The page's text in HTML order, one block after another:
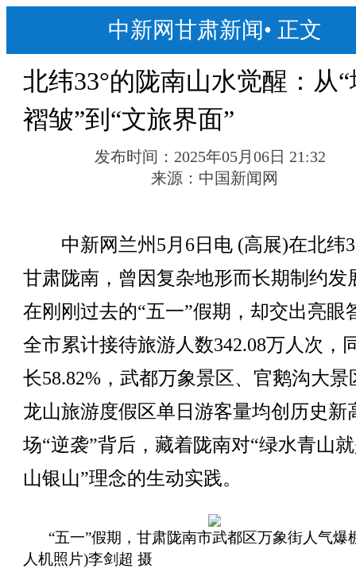
中新网甘肃新闻• 正文
北纬33°的陇南山水觉醒：从
褶皱”到“文旅界面”
发布时间： 2025年05月06日 21:32
来源： 中国新闻网
中新网兰州5月6日电 (高展)在北纬
甘肃陇南，曾因复杂地形而长期制约发
在刚刚过去的“五一”假期，却交出亮眼
全市累计接待旅游人数342.08万人次，
长58.82%，武都万象景区、官鹅沟大景
龙山旅游度假区单日游客量均创历史新
场“逆袭”背后，藏着陇南对“绿水青山
山银山”理念的生动实践。
“五一”假期，甘肃陇南市武都区万象街人气爆
人机照片)李剑超 摄